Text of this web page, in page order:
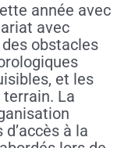
année avec
avec
obstacles
et les
La
à la